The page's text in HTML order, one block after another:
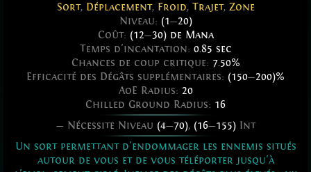
Sort, Déplacement, Froid, Trajet, Zone
Niveau: (1—20)
Coût: (12—30) de Mana
Temps d'incantation: 0.85 sec
Chances de coup critique: 7.50%
Efficacité des Dégâts supplémentaires: (150—200)%
AoE Radius: 20
Chilled Ground Radius: 16
— Nécessite Niveau (4—70), (16—155)Int
Un sort permettant d'endommager les ennemis situés
autour de vous et de vous téléporter jusqu'à